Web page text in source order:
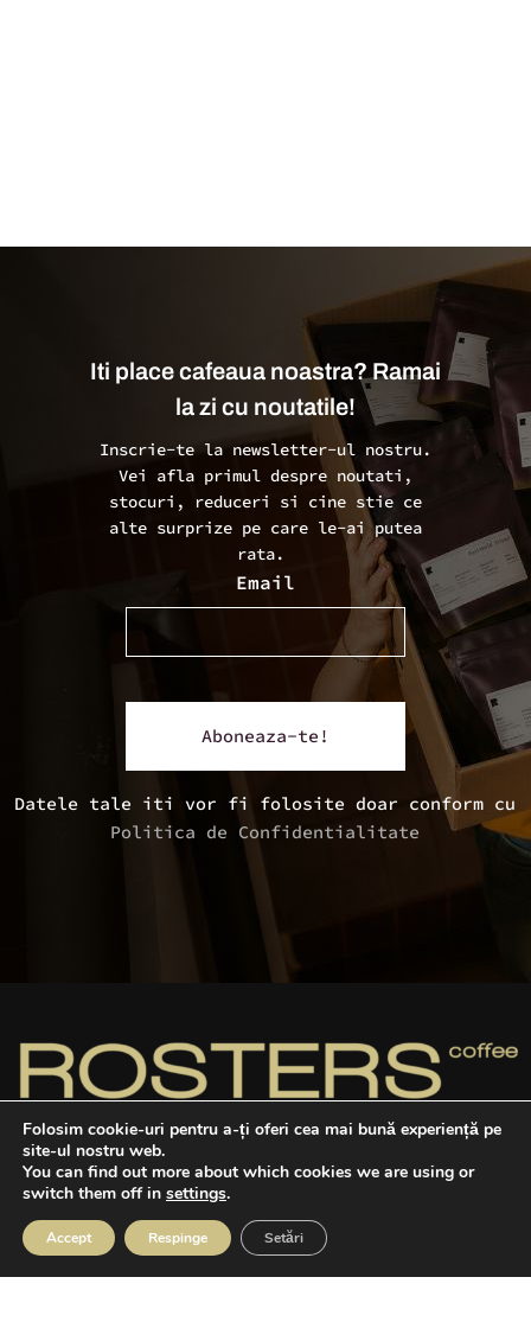
Iti place cafeaua noastra? Ramai
la zi cu noutatile!
Inscrie-te la newsletter-ul nostru.
Vei afla primul despre noutati,
stocuri, reduceri si cine stie ce
alte surprize pe care le-ai putea
rata.
Email
Datele tale iti vor fi folosite doar conform cu
Politica de Confidentialitate
Cafele dulci, echilibrate şi pline de caracter,
provenite din surse sustenabile, prăjite de noi
în România.
Telefon: +40 741 051 054
Program: L-V 09:00 – 17:00
Folosim cookie-uri pentru a-ți oferi cea mai bună experiență pe
site-ul nostru web.
You can find out more about which cookies we are using or
switch them off in settings.
Accept Respinge Setări
FavoriteCos
Contul meu